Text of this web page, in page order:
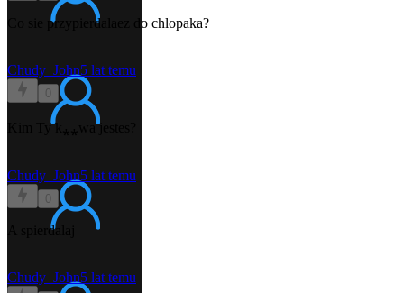
Co sie przypierdalaez do chlopaka?
Chudy_John5 lat temu
0
Kim Ty k⁎⁎wa jestes?
Chudy_John5 lat temu
0
A spierdalaj
Chudy_John5 lat temu